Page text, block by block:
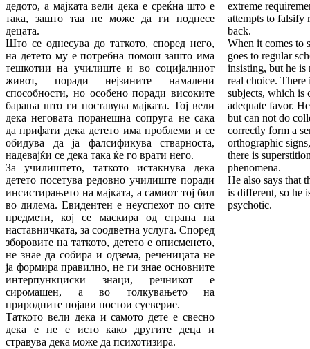
дедото, а мајката вели дека е среќна што е
така, зашто таа не може да ги поднесе
децата.
Што се однесува до таткото, според него,
на детето му е потребна помош зашто има
тешкотии на училиште и во социјалниот
живот, поради нејзините намалени
способности, но особено поради високите
барања што ги поставува мајката. Тој вели
дека неговата поранешна сопруга не сака
да прифати дека детето има проблеми и се
обидува да ја фалсификува стварноста,
надевајќи се дека така ќе го врати него.
За училиштето, таткото истакнува дека
детето посетува редовно училиште поради
инсистирањето на мајката, а самиот тој бил
во дилема. Евидентен е неуспехот по сите
предмети, кој се маскира од страна на
наставничката, за соодветна услуга. Според
зборовите на таткото, детето е описменето,
не знае да собира и одзема, реченицата не
ја формира правилно, не ги знае основните
интерпункциски знаци, речникот е
сиромашен, а во толкувањето на
природните појави постои суеверие.
Таткото вели дека и самото дете е свесно
дека е не е исто како другите деца и
стравува дека може да психотизира.
extreme
attempts to falsify
back.
When it comes to
goes to regular
insisting, but he is
real choice.
subjects, which is
adequate favor.
but can not do
correctly form a
orthographic
there is
phenomena.
He also says that
is different, so he
psychotic.